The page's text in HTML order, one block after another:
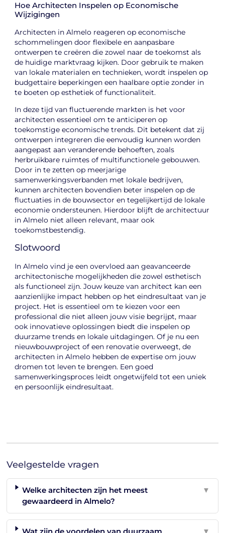
Hoe Architecten Inspelen op Economische
Wijzigingen
Architecten in Almelo reageren op economische
schommelingen door flexibele en aanpasbare
ontwerpen te creëren die zowel naar de toekomst als
de huidige marktvraag kijken. Door gebruik te maken
van lokale materialen en technieken, wordt inspelen op
budgettaire beperkingen een haalbare optie zonder in
te boeten op esthetiek of functionaliteit.
In deze tijd van fluctuerende markten is het voor
architecten essentieel om te anticiperen op
toekomstige economische trends. Dit betekent dat zij
ontwerpen integreren die eenvoudig kunnen worden
aangepast aan veranderende behoeften, zoals
herbruikbare ruimtes of multifunctionele gebouwen.
Door in te zetten op meerjarige
samenwerkingsverbanden met lokale bedrijven,
kunnen architecten bovendien beter inspelen op de
fluctuaties in de bouwsector en tegelijkertijd de lokale
economie ondersteunen. Hierdoor blijft de architectuur
in Almelo niet alleen relevant, maar ook
toekomstbestendig.
Slotwoord
In Almelo vind je een overvloed aan geavanceerde
architectonische mogelijkheden die zowel esthetisch
als functioneel zijn. Jouw keuze van architect kan een
aanzienlijke impact hebben op het eindresultaat van je
project. Het is essentieel om te kiezen voor een
professional die niet alleen jouw visie begrijpt, maar
ook innovatieve oplossingen biedt die inspelen op
duurzame trends en lokale uitdagingen. Of je nu een
nieuwbouwproject of een renovatie overweegt, de
architecten in Almelo hebben de expertise om jouw
dromen tot leven te brengen. Een goed
samenwerkingsproces leidt ongetwijfeld tot een uniek
en persoonlijk eindresultaat.
Veelgestelde vragen
Welke architecten zijn het meest
gewaardeerd in Almelo?
▼